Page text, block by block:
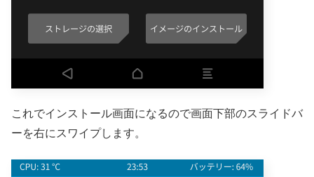
これでインストール画面になるので画面下部のスライドバ
ーを右にスワイプします。